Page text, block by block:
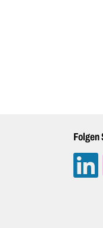
Folgen